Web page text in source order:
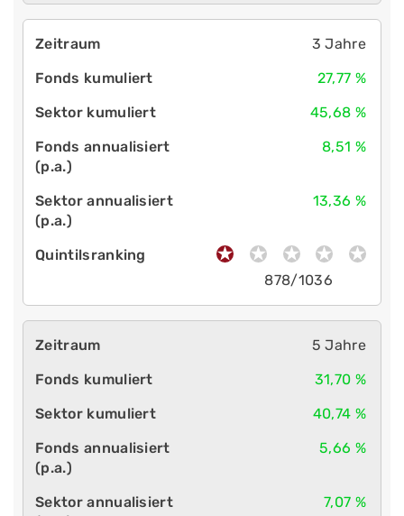
3 Jahre
27,77 %
45,68 %
8,51 %
13,36 %
878/1036
5 Jahre
31,70 %
40,74 %
5,66 %
7,07 %